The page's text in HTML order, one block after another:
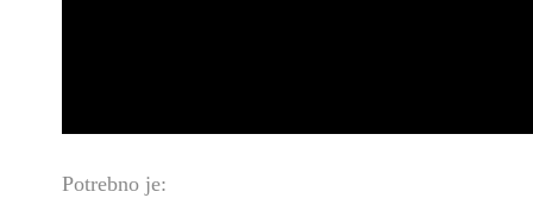
Potrebno je: